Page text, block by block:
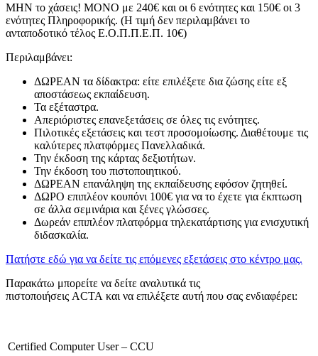
ΜΗΝ το χάσεις! ΜΟΝΟ με 240€ και οι 6 ενότητες και 150€ οι 3
ενότητες Πληροφορικής. (Η τιμή δεν περιλαμβάνει το
ανταποδοτικό τέλος Ε.Ο.Π.Π.Ε.Π. 10€)
Περιλαμβάνει:
ΔΩΡΕΑΝ τα δίδακτρα: είτε επιλέξετε δια ζώσης είτε εξ
αποστάσεως εκπαίδευση.
Τα εξέταστρα.
Απεριόριστες επανεξετάσεις σε όλες τις ενότητες.
Πιλοτικές εξετάσεις και τεστ προσομοίωσης. Διαθέτουμε τις
καλύτερες πλατφόρμες Πανελλαδικά.
Την έκδοση της κάρτας δεξιοτήτων.
Την έκδοση του πιστοποιητικού.
ΔΩΡΕΑΝ επανάληψη της εκπαίδευσης εφόσον ζητηθεί.
ΔΩΡΟ επιπλέον κουπόνι 100€ για να το έχετε για έκπτωση
σε άλλα σεμινάρια και ξένες γλώσσες.
Δωρεάν επιπλέον πλατφόρμα τηλεκατάρτισης για ενισχυτική
διδασκαλία.
Πατήστε εδώ για να δείτε τις επόμενες εξετάσεις στο κέντρο μας.
Παρακάτω μπορείτε να δείτε αναλυτικά τις
πιστοποιήσεις ACTA και να επιλέξετε αυτή που σας ενδιαφέρει:
Certified Computer User – CCU